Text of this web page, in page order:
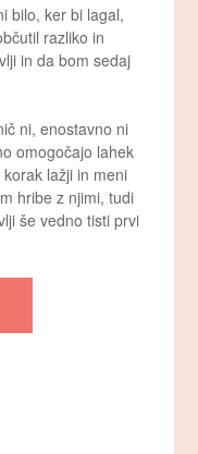
bilo, ker bi lagal,
razliko in
in da bom sedaj
ni, enostavno ni
omogočajo lahek
lažji in meni
hribe z njimi, tudi
še vedno tisti prvi